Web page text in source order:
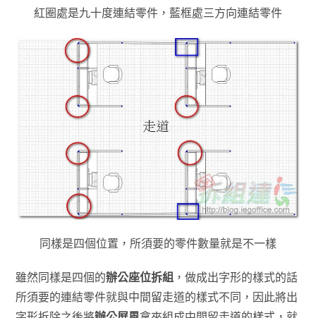
紅圈處是九十度連結零件，藍框處三方向連結零件
同樣是四個位置，所須要的零件數量就是不一樣
雖然同樣是四個的辦公座位拆組 ，做成出字形的樣式的話
所須要的連結零件就與中間留走道的樣式不同，因此將出